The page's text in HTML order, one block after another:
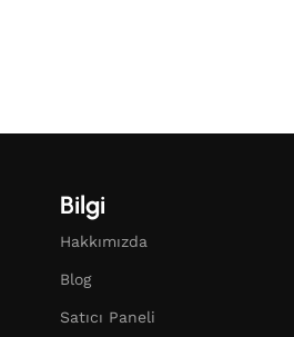
Bilgi
Hakkımızda
Blog
Satıcı Paneli